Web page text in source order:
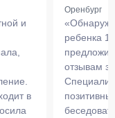
и
в
Оренбург
ребенка
отзывам